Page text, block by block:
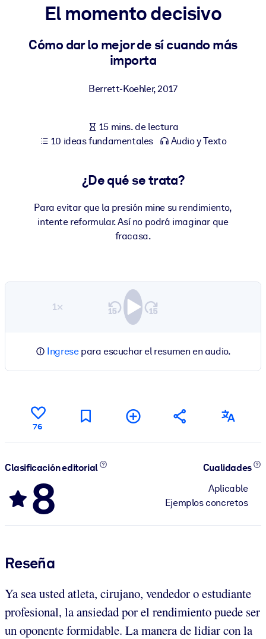
Para LMS/LXP
Integre conocimientos verificados y breves en su LMS/LXP para
Para bibliotecas corporativas
empresariales confiables y listos para usar.
estructurados para mejorar los resultados.
El momento decisivo
Cómo dar lo mejor de sí cuando más
importa
Berrett-Koehler,2017
15 mins. de lectura
10 ideas fundamentales
Audio y Texto
¿De qué se trata?
Para evitar que la presión mine su rendimiento,
intente reformular. Así no podrá imaginar que
fracasa.
1×
Ingresepara escuchar el resumen en audio.
76
Clasificación editorial
8
Cualidades
Aplicable
Ejemplos concretos
Reseña
Ya sea usted atleta, cirujano, vendedor o estudiante
profesional, la ansiedad por el rendimiento puede ser
un oponente formidable. La manera de lidiar con la